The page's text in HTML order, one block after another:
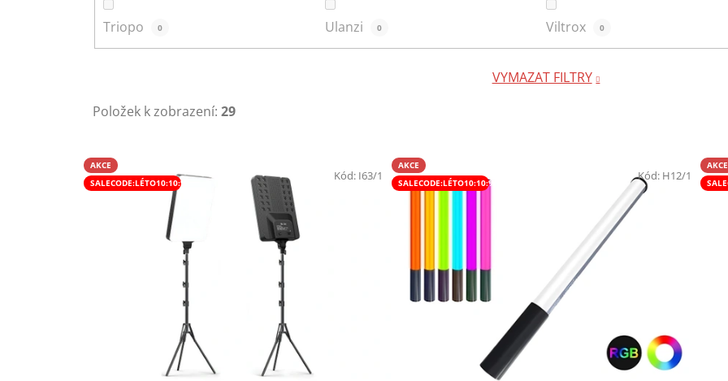
Triopo 0 Ulanzi 0 Viltrox 0
VYMAZAT FILTRY
Položek k zobrazení: 29
V
ý
AKCE
SALECODE:LÉTO10:10:%
Kód: I63/1
AKCE
SALECODE:LÉTO10:10:%
Kód: H12/1
AKCE